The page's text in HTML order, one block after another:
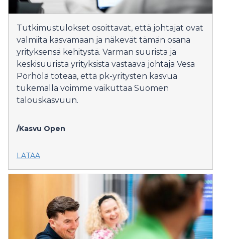
Tutkimustulokset osoittavat, että johtajat ovat
valmiita kasvamaan ja näkevät tämän osana
yrityksensä kehitystä. Varman suurista ja
keskisuurista yrityksistä vastaava johtaja Vesa
Pörhölä toteaa, että pk-yritysten kasvua
tukemalla voimme vaikuttaa Suomen
talouskasvuun.
/Kasvu Open
LATAA